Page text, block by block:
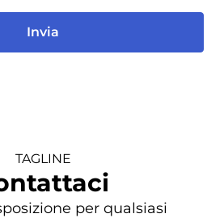
Invia
TAGLINE
per qualsiasi